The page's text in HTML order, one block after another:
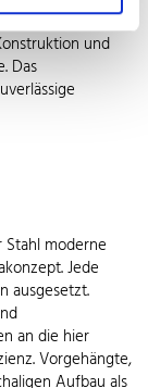
und
Das
moderne
Jede
ausgesetzt.
an die hier
Vorgehängte,
Aufbau als